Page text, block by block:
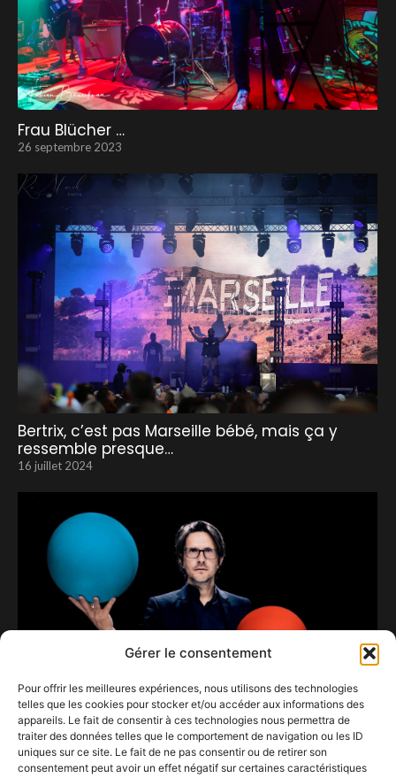
Gérer le consentement
Pour offrir les meilleures expériences, nous utilisons des technologies
telles que les cookies pour stocker et/ou accéder aux informations des
appareils. Le fait de consentir à ces technologies nous permettra de
traiter des données telles que le comportement de navigation ou les ID
uniques sur ce site. Le fait de ne pas consentir ou de retirer son
consentement peut avoir un effet négatif sur certaines caractéristiques
Frau Blücher …
26 septembre 2023
Bertrix, c’est pas Marseille bébé, mais ça y
ressemble presque…
16 juillet 2024